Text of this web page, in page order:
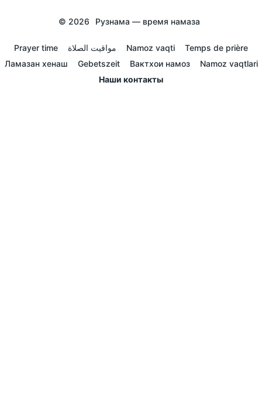
© 2026 Рузнама — время намаза
Prayer time مواقيت الصلاة Namoz vaqti
Temps de prière
Ламазан хенаш
Gebetszeit Вактхои намоз
Namoz vaqtlari
Наши контакты